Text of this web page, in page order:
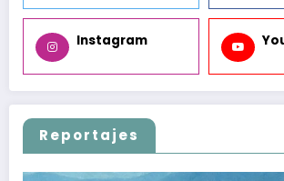
Instagram
Reportajes